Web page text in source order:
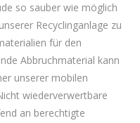
so sauber wie möglich
Recyclinganlage zu
für den
Abbruchmaterial kann
unserer mobilen
wiederverwertbare
an berechtigte